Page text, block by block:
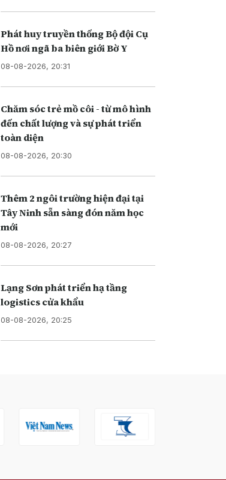
Phát huy truyền thống Bộ đội Cụ
Hồ nơi ngã ba biên giới Bờ Y
08-08-2026, 20:31
Chăm sóc trẻ mồ côi - từ mô hình
đến chất lượng và sự phát triển
toàn diện
08-08-2026, 20:30
Thêm 2 ngôi trường hiện đại tại
Tây Ninh sẵn sàng đón năm học
mới
08-08-2026, 20:27
Lạng Sơn phát triển hạ tầng
logistics cửa khẩu
08-08-2026, 20:25